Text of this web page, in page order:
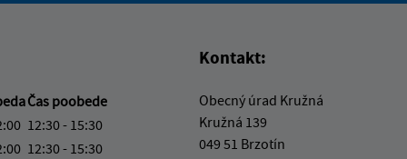
Čas poobede
12:30 - 15:30
12:30 - 15:30
Kontakt:
Obecný úrad Kružná
Kružná 139
049 51 Brzotín